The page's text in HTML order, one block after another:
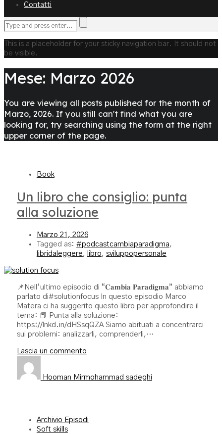
Contatti
This is a placeholder for your sticky navigation bar. It should not
be visible.
Mese: Marzo 2026
You are viewing all posts published for the month of
Marzo, 2026. If you still can't find what you are
looking for, try searching using the form at the right
upper corner of the page.
Book
Un libro che consiglio: punta
alla soluzione
Marzo 21, 2026
Tagged as: #podcastcambiaparadigma,
libridaleggere, libro, sviluppopersonale
📌Nell’ultimo episodio di “𝐂𝐚𝐦𝐛𝐢𝐚 𝐏𝐚𝐫𝐚𝐝𝐢𝐠𝐦𝐚” abbiamo
parlato di#solutionfocus In questo episodio Marco
Matera ci ha suggerito questo libro per approfondire il
tema: 📕 Punta alla soluzione:
https://lnkd.in/dHSsqQZA Siamo abituati a concentrarci
sui problemi: analizzarli, comprenderli,…
Lascia un commento
Hooman Mirmohammad sadeghi
Archivio Episodi
Soft skills